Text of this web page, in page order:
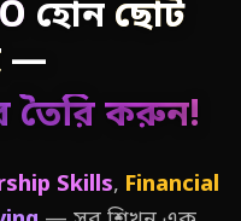
হোন ছোট
—
তৈরি করুন!
Skills, Financial